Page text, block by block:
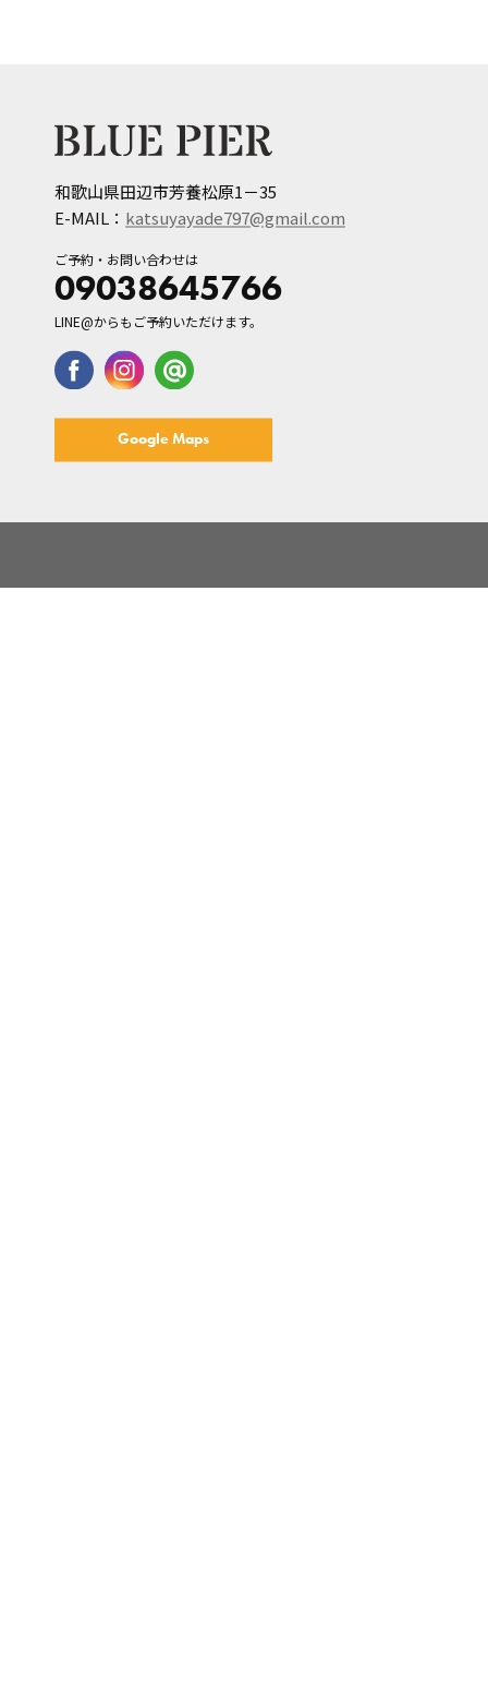
和歌山県田辺市芳養松原1－35
E-MAIL： katsuyayade797@gmail.com
ご予約・お問い合わせは
09038645766
LINE@からもご予約いただけます。
Google Maps